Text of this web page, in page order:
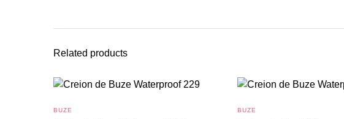
Related products
BUZE BUZE